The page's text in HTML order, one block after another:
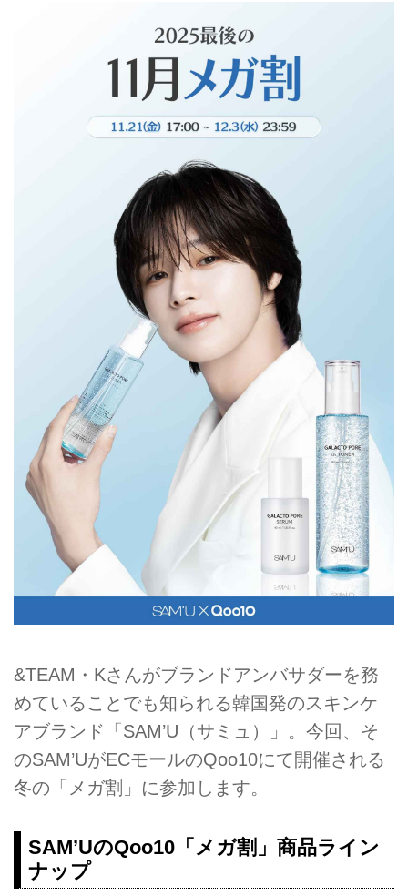
&TEAM・Kさんがブランドアンバサダーを務
めていることでも知られる韓国発のスキンケ
アブランド「SAM’U（サミュ）」。今回、そ
のSAM’UがECモールのQoo10にて開催される
冬の「メガ割」に参加します。
SAM’UのQoo10「メガ割」商品ライン
ナップ